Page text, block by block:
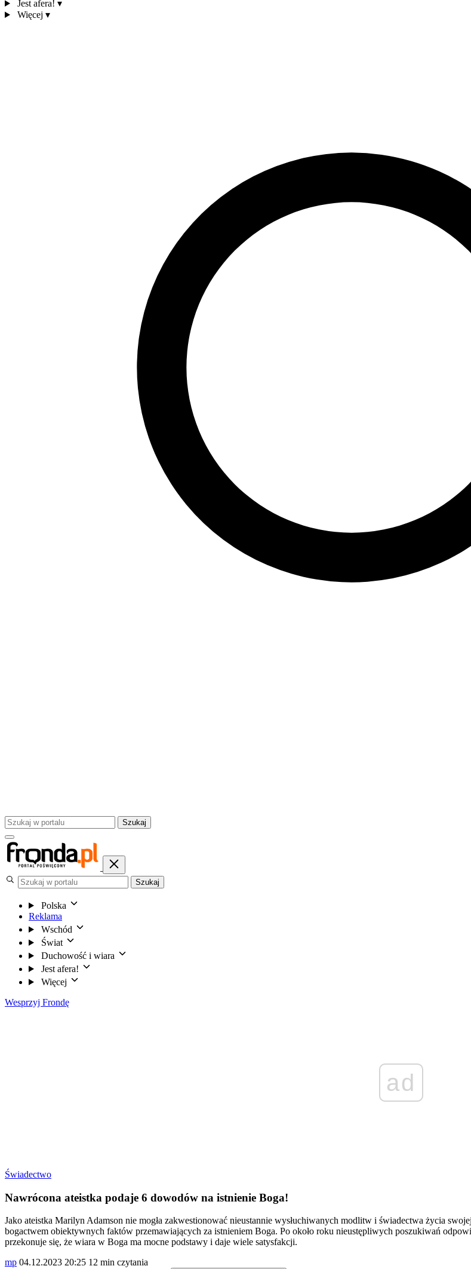
Jest afera! ▾
Więcej ▾
Szukaj
Szukaj
Polska
Reklama
Wschód
Świat
Duchowość i wiara
Jest afera!
Więcej
Wesprzyj Frondę
ad
Świadectwo
Nawrócona ateistka podaje 6 dowodów na istnienie Boga!
Jako ateistka Marilyn Adamson nie mogła zakwestionować nieustannie wysłuchiwanych modlitw i świadectwa życia
bogactwem obiektywnych faktów przemawiających za istnieniem Boga. Po około roku nieustępliwych poszukiwań
przekonuje się, że wiara w Boga ma mocne podstawy i daje wiele satysfakcji.
mp 04.12.2023 20:25 12 min czytania